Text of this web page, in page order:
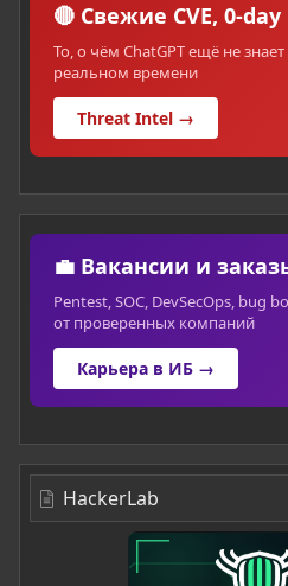
🔴 Свежие CVE, 0-
То, о чём ChatGPT ещё не
реальном времени
Threat Intel →
💼 Вакансии и
Pentest, SOC, DevSecOps, bug
от проверенных компаний
Карьера в ИБ →
HackerLab